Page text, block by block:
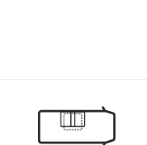
également le
:)